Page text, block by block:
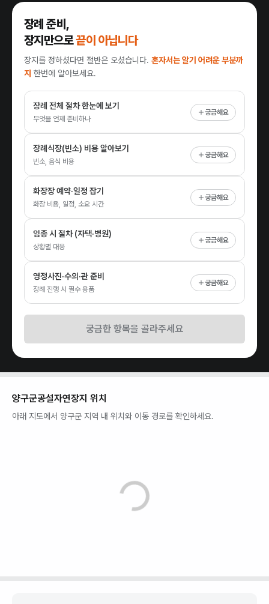
장례 준비,
장지만으로끝이 아닙니다
장지를 정하셨다면 절반은 오셨습니다. 혼자서는 알기 어려운 부분까
지 한번에 알아보세요.
장례 전체 절차 한눈에 보기
무엇을 언제 준비하나
궁금해요
장례식장(빈소) 비용 알아보기
빈소, 음식 비용
궁금해요
화장장 예약·일정 잡기
화장 비용, 일정, 소요 시간
궁금해요
임종 시 절차 (자택·병원)
상황별 대응
궁금해요
영정사진·수의·관 준비
장례 진행 시 필수 용품
궁금해요
궁금한 항목을 골라주세요
양구군공설자연장지 위치
아래 지도에서 양구군 지역 내 위치와 이동 경로를 확인하세요.